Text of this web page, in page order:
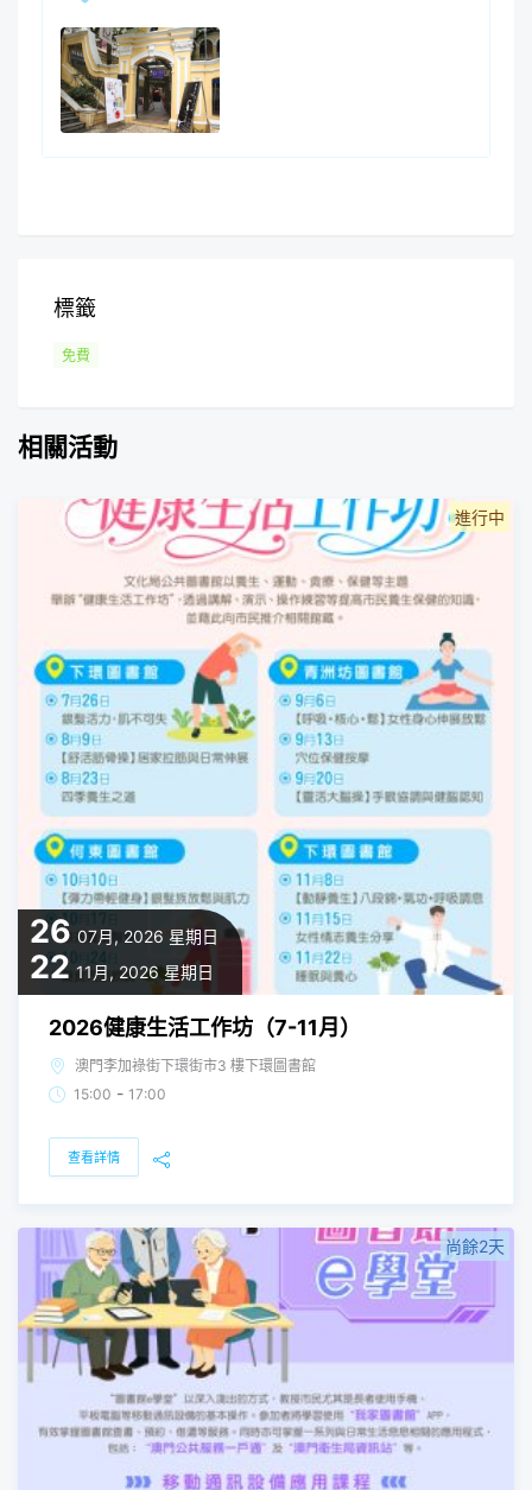
標籤
免費
相關活動
26 07月, 2026 星期日
22 11月, 2026 星期日
進行中
2026健康生活工作坊（7-11月）
澳門李加祿街下環街市3 樓下環圖書館
15:00 - 17:00
查看詳情
尚餘2天